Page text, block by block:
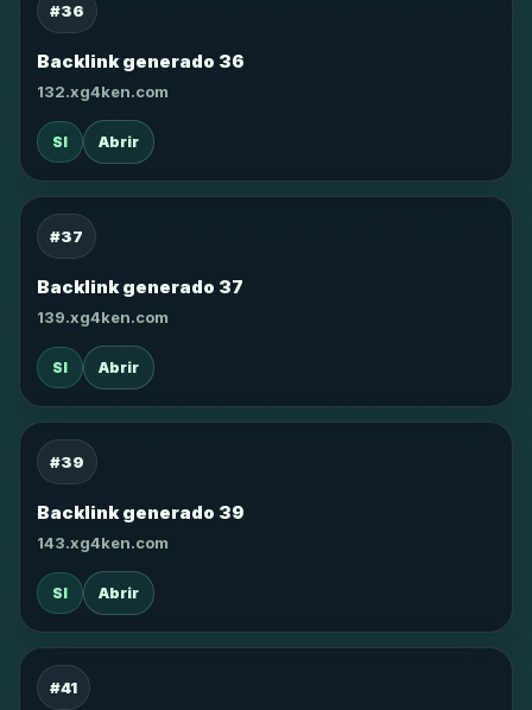
#36
Backlink generado 36
132.xg4ken.com
SI Abrir
#37
Backlink generado 37
139.xg4ken.com
SI Abrir
#39
Backlink generado 39
143.xg4ken.com
SI Abrir
#41